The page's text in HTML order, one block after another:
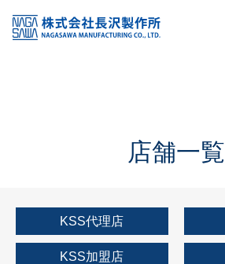
KSS加盟店・取扱店情報
店舗一覧
店舗一覧
KSS代理店
KSS加盟店